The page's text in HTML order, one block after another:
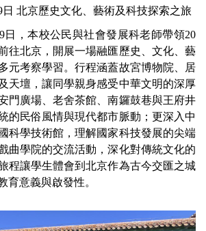
北京歷史文化、藝術及科技探索之旅
日，本校公民與社會發展科老師帶領20
往北京，開展一場融匯歷史、文化、藝
元考察學習。行程涵蓋故宮博物院、居
天壇，讓同學親身感受中華文明的深厚
門廣場、老舍茶館、南鑼鼓巷與王府井
的民俗風情與現代都市脈動；更深入中
科學技術館，理解國家科技發展的尖端
曲學院的交流活動，深化對傳統文化的
程讓學生體會到北京作為古今交匯之城
育意義與啟發性。